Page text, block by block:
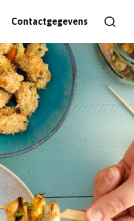
Contactgegevens